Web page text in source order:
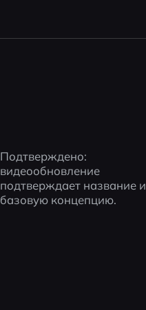
Подтверждено:
видеообновление
подтверждает название и
базовую концепцию.